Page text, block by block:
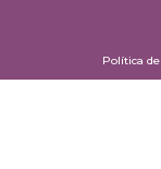
Política